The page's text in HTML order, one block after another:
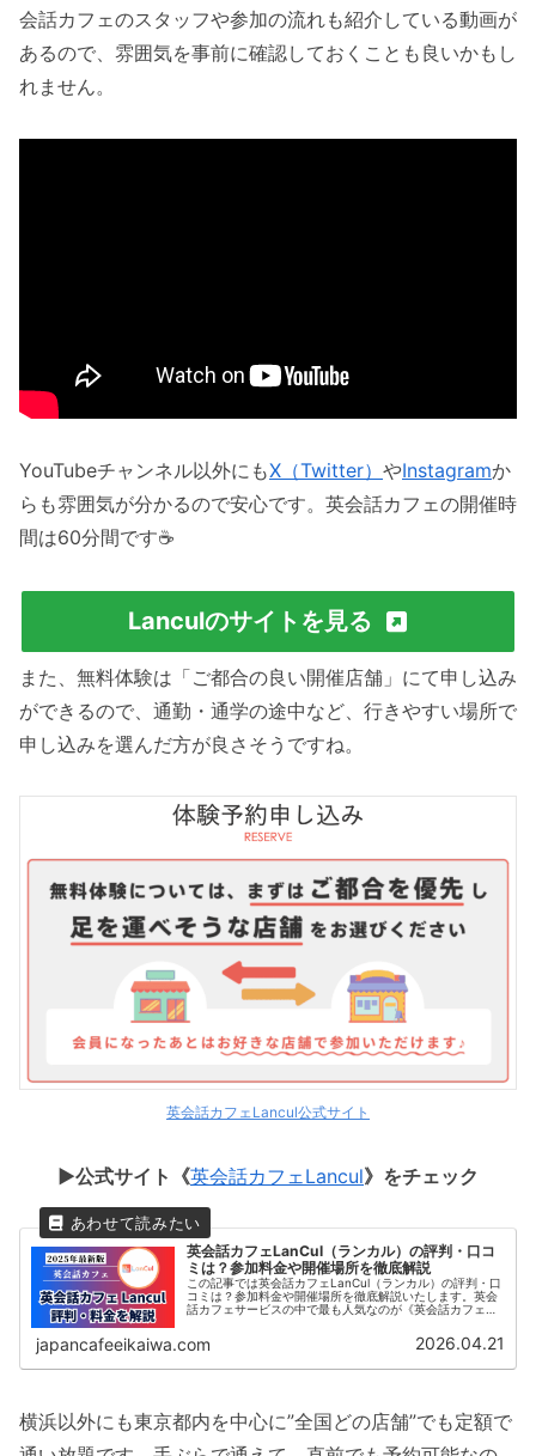
会話カフェのスタッフや参加の流れも紹介している動画が
あるので、雰囲気を事前に確認しておくことも良いかもし
れません。
YouTubeチャンネル以外にもX（Twitter） やInstagramか
らも雰囲気が分かるので安心です。英会話カフェの開催時
間は60分間です☕️
Lanculのサイトを見る
また、無料体験は「ご都合の良い開催店舗」にて申し込み
ができるので、通勤・通学の途中など、行きやすい場所で
申し込みを選んだ方が良さそうですね。
英会話カフェLancul公式サイト
▶︎公式サイト《英会話カフェLancul》をチェック
英会話カフェLanCul（ランカル）の評判・口コ
ミは？参加料金や開催場所を徹底解説
この記事では英会話カフェLanCul（ランカル）の評判・口
コミは？参加料金や開催場所を徹底解説いたします。英会
話カフェサービスの中で最も人気なのが《英会話カフェ
コミュニティLanculの評判や口コミ、料金プランなどをご
紹介いたします。
japancafeeikaiwa.com 2026.04.21
横浜以外にも東京都内を中心に”全国どの店舗”でも定額で